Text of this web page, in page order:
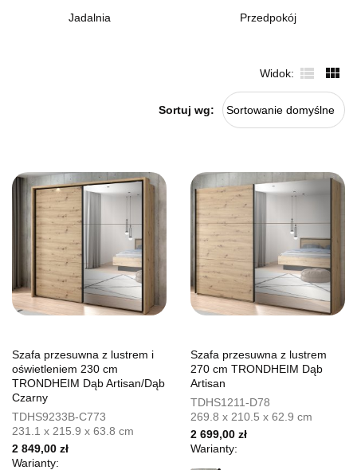
Jadalnia Przedpokój
Widok
Sortuj wg: Sortowanie domyślne
Szafa przesuwna z lustrem i
oświetleniem 230 cm
TRONDHEIM Dąb Artisan/Dąb
Czarny
TDHS9233B-C773
231.1 x 215.9 x 63.8 cm
2 849,00 zł
Warianty:
Szafa przesuwna z lustrem
270 cm TRONDHEIM Dąb
Artisan
TDHS1211-D78
269.8 x 210.5 x 62.9 cm
2 699,00 zł
Warianty: